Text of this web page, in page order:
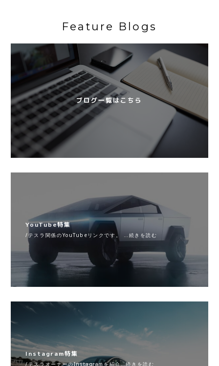
Feature Blogs
ブログ一覧はこちら
YouTube特集
/テスラ関係のYouTubeリンクです。 …続きを読む
Instagram特集
/テスラオーナーのInstagramを紹介…続きを読む